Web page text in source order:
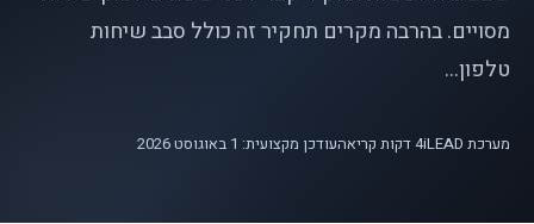
מסויים. בהרבה מקרים תחקיר זה כולל סבב שיחות
טלפון...
מערכת iLEAD 4דקות קריאהעודכן מקצועית: 1 באוגוסט 2026